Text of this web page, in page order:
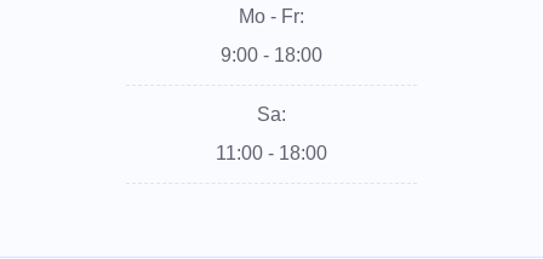
Mo - Fr:
9:00 - 18:00
Sa:
11:00 - 18:00